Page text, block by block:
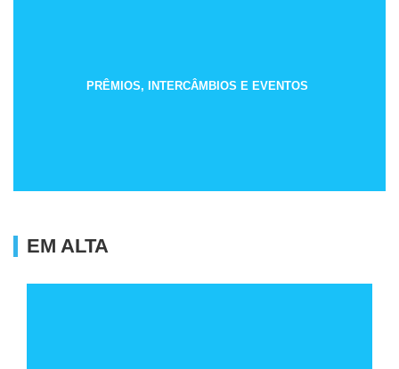
PRÊMIOS, INTERCÂMBIOS E EVENTOS
EM ALTA